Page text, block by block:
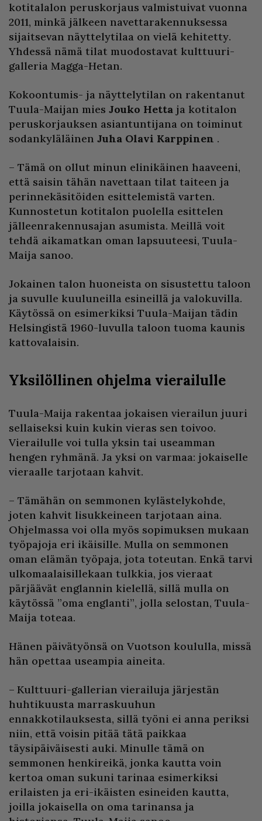
kotitalalon peruskorjaus valmistuivat vuonna
2011, minkä jälkeen navettarakennuksessa
sijaitsevan näyttelytilaa on vielä kehitetty.
Yhdessä nämä tilat muodostavat kulttuuri-
galleria Magga-Hetan.
Kokoontumis- ja näyttelytilan on rakentanut
Tuula-Maijan mies Jouko Hetta ja kotitalon
peruskorjauksen asiantuntijana on toiminut
sodankyläläinen Juha Olavi Karppinen .
– Tämä on ollut minun elinikäinen haaveeni,
että saisin tähän navettaan tilat taiteen ja
perinnekäsitöiden esittelemistä varten.
Kunnostetun kotitalon puolella esittelen
jälleenrakennusajan asumista. Meillä voit
tehdä aikamatkan oman lapsuuteesi, Tuula-
Maija sanoo.
Jokainen talon huoneista on sisustettu taloon
ja suvulle kuuluneilla esineillä ja valokuvilla.
Käytössä on esimerkiksi Tuula-Maijan tädin
Helsingistä 1960-luvulla taloon tuoma kaunis
kattovalaisin.
Yksilöllinen ohjelma vierailulle
Tuula-Maija rakentaa jokaisen vierailun juuri
sellaiseksi kuin kukin vieras sen toivoo.
Vierailulle voi tulla yksin tai useamman
hengen ryhmänä. Ja yksi on varmaa: jokaiselle
vieraalle tarjotaan kahvit.
– Tämähän on semmonen kylästelykohde,
joten kahvit lisukkeineen tarjotaan aina.
Ohjelmassa voi olla myös sopimuksen mukaan
työpajoja eri ikäisille. Mulla on semmonen
oman elämän työpaja, jota toteutan. Enkä tarvi
ulkomaalaisillekaan tulkkia, jos vieraat
pärjäävät englannin kielellä, sillä mulla on
käytössä ”oma englanti”, jolla selostan, Tuula-
Maija toteaa.
Hänen päivätyönsä on Vuotson koululla, missä
hän opettaa useampia aineita.
– Kulttuuri-gallerian vierailuja järjestän
huhtikuusta marraskuuhun
ennakkotilauksesta, sillä työni ei anna periksi
niin, että voisin pitää tätä paikkaa
täysipäiväisesti auki. Minulle tämä on
semmonen henkireikä, jonka kautta voin
kertoa oman sukuni tarinaa esimerkiksi
erilaisten ja eri-ikäisten esineiden kautta,
joilla jokaisella on oma tarinansa ja